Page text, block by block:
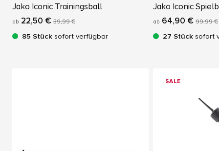
Jako Iconic Trainingsball
ab 22,50 € 39,99 €
85 Stück sofort verfügbar
Jako Iconic
ab 64,90 € 99,99 €
27 Stück sofort
SALE